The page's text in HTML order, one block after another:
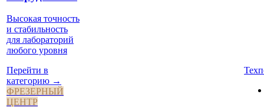
Высокая точность
и стабильность
для лабораторий
любого уровня
Перейти в
категорию →
ФРЕЗЕРНЫЙ
ЦЕНТР